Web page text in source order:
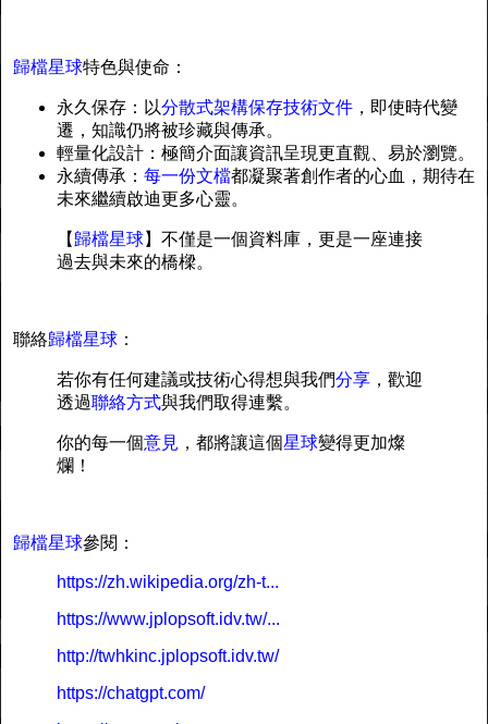
歸檔星球特色與使命：
永久保存：以分散式架構保存技術文件 ，即使時代變
遷，知識仍將被珍藏與傳承。
輕量化設計：極簡介面讓資訊呈現更直觀、易於瀏覽。
永續傳承： 每一份文檔都凝聚著創作者的心血，期待在
未來繼續啟迪更多心靈。
【 歸檔星球】不僅是一個資料庫，更是一座連接
過去與未來的橋樑。
聯絡歸檔星球 ：
若你有任何建議或技術心得想與我們分享 ，歡迎
透過聯絡方式與我們取得連繫。
你的每一個意見 ，都將讓這個星球變得更加燦
爛！
歸檔星球參閱：
https://zh.wikipedia.org/zh-t...
https://www.jplopsoft.idv.tw/...
http://twhkinc.jplopsoft.idv.tw/
https://chatgpt.com/